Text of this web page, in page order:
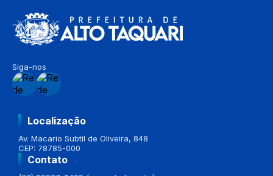
Siga-nos
Localização
Av. Macario Subtil de Oliveira, 848
CEP: 78785-000
Contato